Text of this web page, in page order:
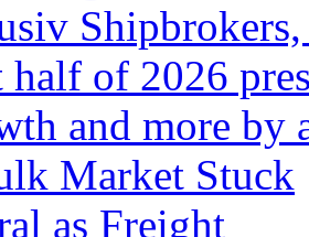
of 2026
and more